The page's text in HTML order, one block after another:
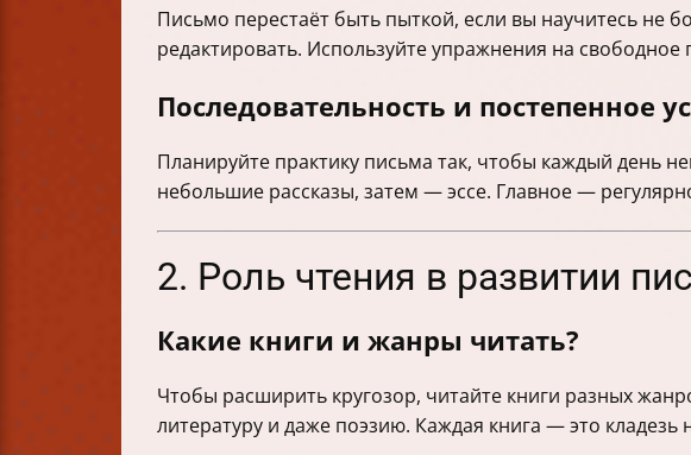
Письмо перестаёт быть пыткой, если вы научитесь не
редактировать. Используйте упражнения на
Последовательность и постепенное
Планируйте практику письма так, чтобы каждый день
небольшие рассказы, затем — эссе. Главное —
2. Роль чтения в развитии
Какие книги и жанры читать?
Чтобы расширить кругозор, читайте книги разных
литературу и даже поэзию. Каждая книга — это кладезь